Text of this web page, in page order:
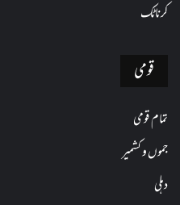
کرناٹک
قومی
تمام قومی
جموں و کشمیر
دہلی